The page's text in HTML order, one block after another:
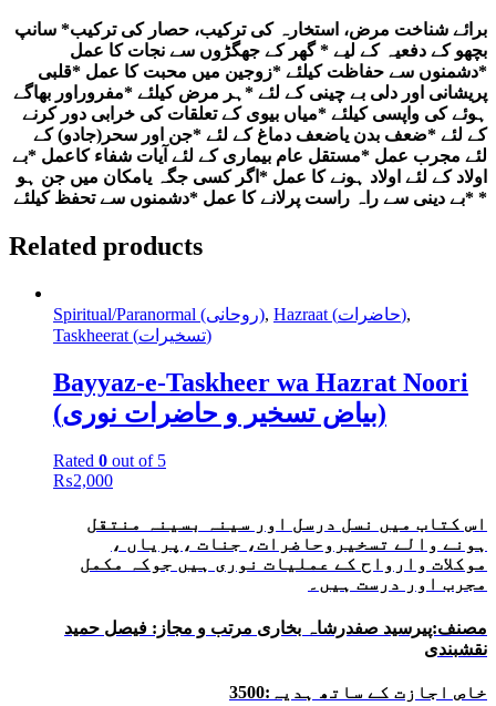
برائے شناخت مرض، استخارہ کی ترکیب، حصار کی ترکیب* سانپ
بچھو کے دفعیہ کے لیے * گھر کے جھگڑوں سے نجات کا عمل
*دشمنوں سے حفاظت کیلئے *زوجین میں محبت کا عمل *قلبی
پریشانی اور دلی بے چینی کے لئے *ہر مرض کیلئے *مفروراور بھاگے
ہوئے کی واپسی کیلئے *میاں بیوی کے تعلقات کی خرابی دور کرنے
کے لئے *ضعف بدن یاضعف دماغ کے لئے *جن اور سحر(جادو) کے
لئے مجرب عمل *مستقل عام بیماری کے لئے آیات شفاء کاعمل *بے
اولاد کے لئے اولاد ہونے کا عمل *اگر کسی جگہ یامکان میں جن ہو
*بے دینی سے راہ راست پرلانے کا عمل *دشمنوں سے تحفظ کیلئے *
Related products
Spiritual/Paranormal (روحانی), Hazraat (حاضرات),
Taskheerat (تسخیرات)
Bayyaz-e-Taskheer wa Hazrat Noori
(بیاض تسخیر و حاضرات نوری)
Rated 0 out of 5
₨2,000
اس کتاب میں نسل درسل اور سینہ بسینہ منتقل
ہونے والے تسخیروحاضرات، جنات ، پریاں ،
موکلات وارواح کے عملیات نوری ہیں جوکہ مکمل
مجرب اور درست ہیں۔
مصنف:پیرسید صفدرشاہ بخاری مرتب و مجاز: فیصل حمید
نقشبندی
خاص اجازت کے ساتھ ہدیہ:3500